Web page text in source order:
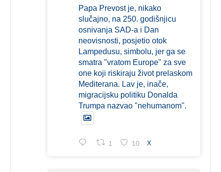
Papa Prevost je, nikako
slučajno, na 250. godišnjicu
osnivanja SAD-a i Dan
neovisnosti, posjetio otok
Lampedusu, simbolu, jer ga se
smatra "vratom Europe" za sve
one koji riskiraju život prelaskom
Mediterana. Lav je, inače,
migracijsku politiku Donalda
Trumpa nazvao "nehumanom".
1 10 X